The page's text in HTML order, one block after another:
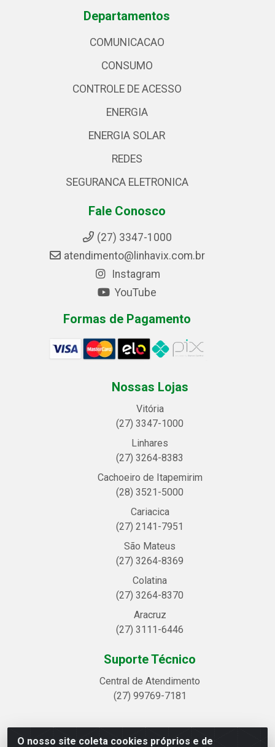
O nosso site coleta cookies próprios e de
Departamentos
COMUNICACAO
CONSUMO
CONTROLE DE ACESSO
ENERGIA
ENERGIA SOLAR
REDES
SEGURANCA ELETRONICA
Fale Conosco
(27) 3347-1000
atendimento@linhavix.com.br
Instagram
YouTube
Formas de Pagamento
Nossas Lojas
Vitória
(27) 3347-1000
Linhares
(27) 3264-8383
Cachoeiro de Itapemirim
(28) 3521-5000
Cariacica
(27) 2141-7951
São Mateus
(27) 3264-8369
Colatina
(27) 3264-8370
Aracruz
(27) 3111-6446
Suporte Técnico
Central de Atendimento
(27) 99769-7181